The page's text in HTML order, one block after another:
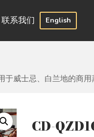
联系我们 English
威士忌、白兰地的商用
CD-